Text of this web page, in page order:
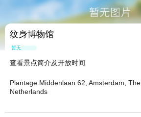
纹身博物馆
暂无点评
查看景点简介及开放时间
Plantage Middenlaan 62, Amsterdam, The
Netherlands